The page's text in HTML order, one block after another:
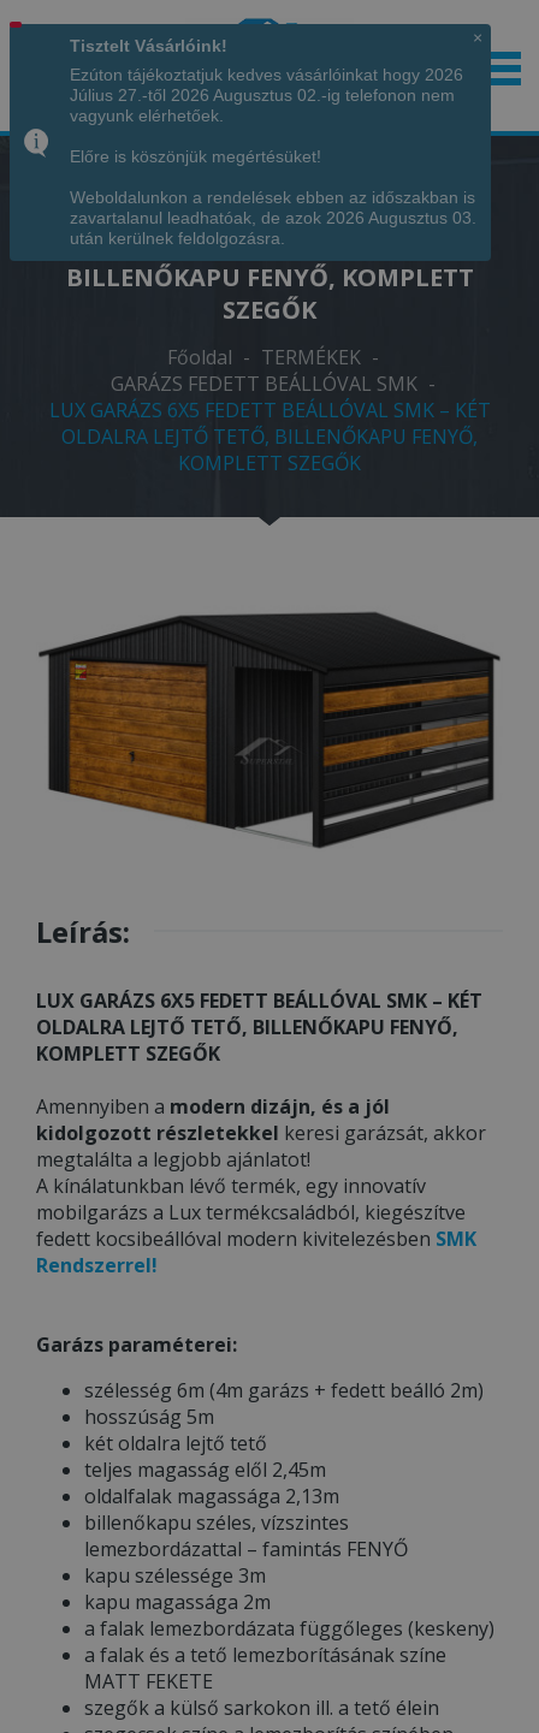
Hívjon minket!+36 70 7342034
LUX GARÁZS 6X5 FEDETT BEÁLLÓVAL
SMK – KÉT OLDALRA LEJTŐ TETŐ,
BILLENŐKAPU FENYŐ, KOMPLETT
SZEGŐK
Főoldal - TERMÉKEK -
GARÁZS FEDETT BEÁLLÓVAL SMK -
LUX GARÁZS 6X5 FEDETT BEÁLLÓVAL SMK – KÉT
OLDALRA LEJTŐ TETŐ, BILLENŐKAPU FENYŐ,
KOMPLETT SZEGŐK
Leírás:
LUX GARÁZS 6X5 FEDETT BEÁLLÓVAL SMK – KÉT
OLDALRA LEJTŐ TETŐ, BILLENŐKAPU FENYŐ,
KOMPLETT SZEGŐK
Amennyiben a modern dizájn, és a jól
kidolgozott részletekkel keresi garázsát, akkor
megtalálta a legjobb ajánlatot!
A kínálatunkban lévő termék, egy innovatív
mobilgarázs a Lux termékcsaládból, kiegészítve
fedett kocsibeállóval modern kivitelezésben SMK
Rendszerrel!
Garázs paraméterei:
szélesség 6m (4m garázs + fedett beálló 2m)
hosszúság 5m
két oldalra lejtő tető
teljes magasság elől 2,45m
oldalfalak magassága 2,13m
billenőkapu széles, vízszintes
lemezbordázattal – famintás FENYŐ
kapu szélessége 3m
kapu magassága 2m
a falak lemezbordázata függőleges (keskeny)
a falak és a tető lemezborításának színe
MATT FEKETE
szegők a külső sarkokon ill. a tető élein
×
Tisztelt Vásárlóink!
Ezúton tájékoztatjuk kedves vásárlóinkat hogy 2026
Július 27.-től 2026 Augusztus 02.-ig telefonon nem
vagyunk elérhetőek.
Előre is köszönjük megértésüket!
Weboldalunkon a rendelések ebben az időszakban is
zavartalanul leadhatóak, de azok 2026 Augusztus 03.
után kerülnek feldolgozásra.